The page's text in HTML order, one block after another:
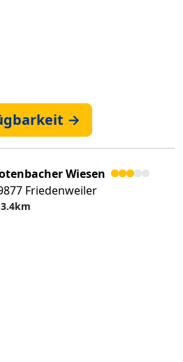
→
Wiesen
Friedenweiler
3.4km